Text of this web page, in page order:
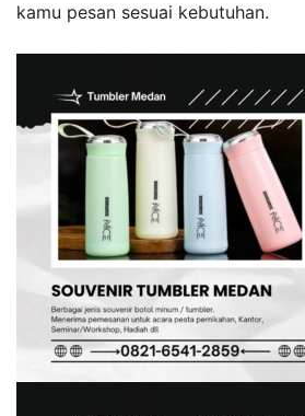
kamu pesan sesuai kebutuhan.